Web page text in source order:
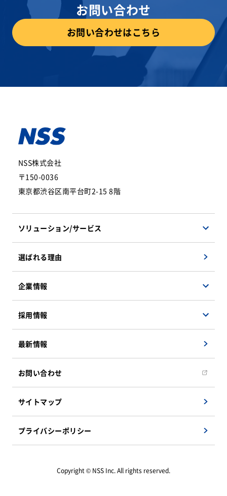
お問い合わせ
お問い合わせはこちら
NSS株式会社
〒150-0036
東京都渋谷区南平台町2-15 8階
ソリューション/サービス
マネージドサービス
検証サービス
遠隔地支援ソリューション
インフラソリューション
システム運用・保守サービス
選ばれる理由
企業情報
決算公告
組織図
CSRへの取り組み
アクセスマップ
採用情報
新卒採用募集要項
キャリア採用募集要項
キャリア採用エントリーフォーム
教育/研修システム
福利厚生
最新情報
お問い合わせ
サイトマップ
プライバシーポリシー
Copyright © NSS Inc. All rights reserved.